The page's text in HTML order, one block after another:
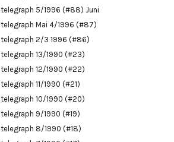
telegraph 5/1996 (#88) Juni
telegraph Mai 4/1996 (#87)
telegraph 2/3 1996 (#86)
telegraph 13/1990 (#23)
telegraph 12/1990 (#22)
telegraph 11/1990 (#21)
telegraph 10/1990 (#20)
telegraph 9/1990 (#19)
telegraph 8/1990 (#18)